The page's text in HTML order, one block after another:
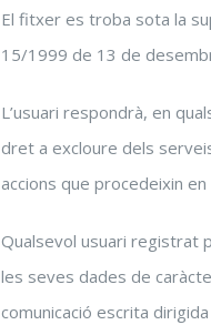
El fitxer es troba sota la
15/1999 de 13 de
L’usuari respondrà, en
dret a excloure dels
accions que procedeixin
Qualsevol usuari registrat
les seves dades de
comunicació escrita